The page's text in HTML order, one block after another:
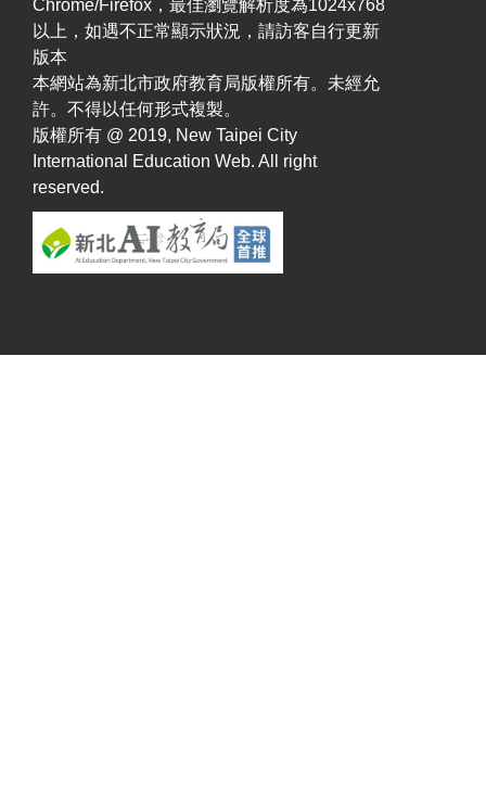
Chrome/Firefox，最佳瀏覽解析度為1024x768
以上，如遇不正常顯示狀況，請訪客自行更新
版本
本網站為新北市政府教育局版權所有。未經允
許。不得以任何形式複製。
版權所有 @ 2019, New Taipei City
International Education Web. All right
reserved.